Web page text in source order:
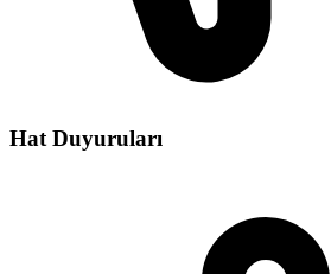
Hat Duyuruları